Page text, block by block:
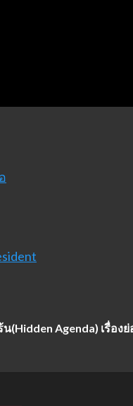
(Hidden Agenda) เรื่องย่